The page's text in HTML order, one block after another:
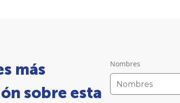
más
sobre esta
Nombres